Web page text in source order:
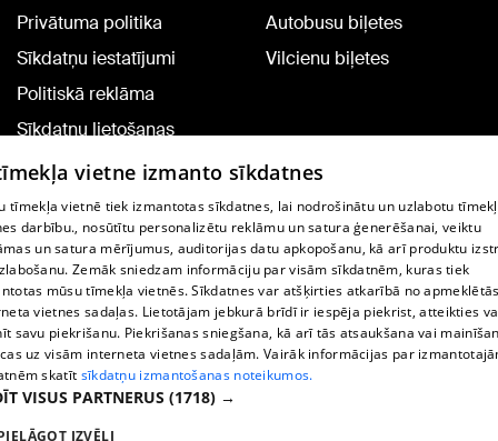
Privātuma politika
Sīkdatņu iestatījumi
Politiskā reklāma
Sīkdatņu lietošanas
noteikumi
Komentāru pievienošana
Autobusu biļetes
Vilcienu biļetes
TV programma
Līguma noteikumi
360 Ziņu kontakti
Helio Media
Portāla palīdzības dienests: e-pasts -
vietne izmanto sīkdatnes
tīmekļa vietnē tiek izmantotas sīkdatnes, lai nodrošinātu un uzlabotu
darbību., nosūtītu personalizētu reklāmu un satura ģenerēšanai, veiktu
un satura mērījumus, auditorijas datu apkopošanu, kā arī produktu
Zemāk sniedzam informāciju par visām sīkdatnēm, kuras tiek
mūsu tīmekļa vietnēs. Sīkdatnes var atšķirties atkarībā no
vietnes sadaļas. Lietotājam jebkurā brīdī ir iespēja piekrist, atteikties
savu piekrišanu. Piekrišanas sniegšana, kā arī tās atsaukšana vai
uz visām interneta vietnes sadaļām. Vairāk informācijas par
skatīt sīkdatņu izmantošanas noteikumos.
VISUS PARTNERUS (1718) →
IZVĒLI